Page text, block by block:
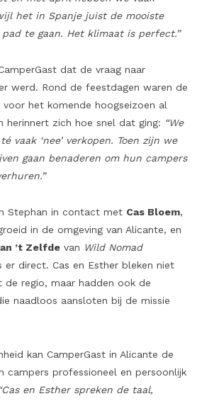
het in Spanje juist de mooiste
te gaan. Het klimaat is perfect.”
dat de vraag naar
werd. Rond de feestdagen waren de
voor het komende hoogseizoen al
herinnert zich hoe snel dat ging: “We
vaak ‘nee’ verkopen. Toen zijn we
gaan benaderen om hun campers
Stephan in contact met Cas Bloem,
in de omgeving van Alicante, en
’t Zelfde van Wild Nomad
er direct. Cas en Esther bleken niet
regio, maar hadden ook de
naadloos aansloten bij de missie
kan CamperGast in Alicante de
campers professioneel en persoonlijk
en Esther spreken de taal,